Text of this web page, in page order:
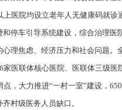
医院均设立老年人无健康码就
停车引导系统建设，综合治理
理焦虑、经济压力和社会问题
医联体核心医院、医联体三级
，大力推进“一村一室”建设，
村级医务人员缺口。